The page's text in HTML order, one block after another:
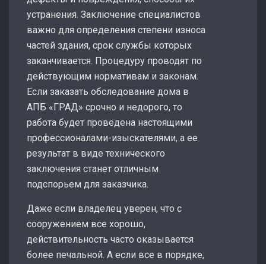
устранения. Заключение специалистов
важно для определения степени износа
частей здания, срок службы которых
заканчивается. Процедуру проводят по
действующим нормативам и законам.
Если заказать обследование дома в
АПБ «ГРАД» срочно и недорого, то
работа будет проведена настоящими
профессионалами-изыскателями, а ее
результат в виде технического
заключения станет отличным
подспорьем для заказчика.
Даже если владелец уверен, что с
сооружением все хорошо,
действительность часто оказывается
более печальной. А если все в порядке,